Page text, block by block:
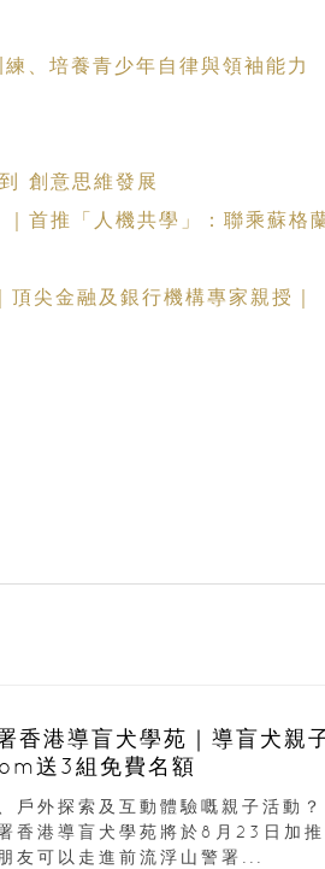
、培養青少年自律與領袖能力
創意思維發展
首推「人機共學」：聯乘蘇格
尖金融及銀行機構專家親授｜
香港導盲犬學苑｜導盲犬親
送3組免費名額
戶外探索及互動體驗嘅親子活動
香港導盲犬學苑將於8月23日加
友可以走進前流浮山警署...